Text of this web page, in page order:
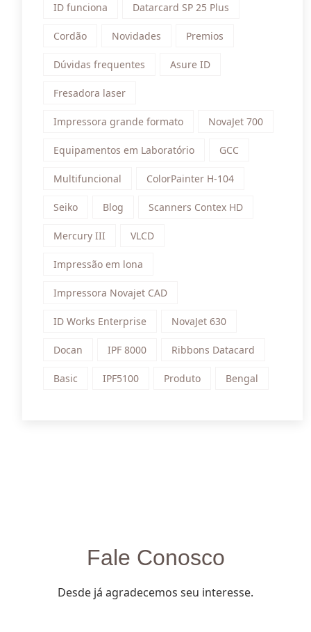
ID funciona Datarcard SP 25 Plus
Cordão Novidades Premios
Dúvidas frequentes Asure ID
Fresadora laser
Impressora grande formato NovaJet 700
Equipamentos em Laboratório GCC
Multifuncional ColorPainter H-104
Seiko Blog Scanners Contex HD
Mercury III VLCD
Impressão em lona
Impressora Novajet CAD
ID Works Enterprise NovaJet 630
Docan IPF 8000 Ribbons Datacard
Basic IPF5100 Produto Bengal
Fale Conosco
Desde já agradecemos seu interesse.